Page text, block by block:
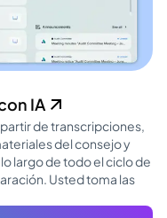
IA
de transcripciones,
del consejo y
largo de todo el ciclo de
Usted toma las